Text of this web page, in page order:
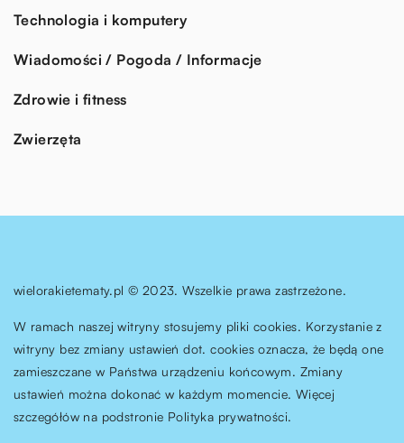
Technologia i komputery
Wiadomości / Pogoda / Informacje
Zdrowie i fitness
Zwierzęta
wielorakietematy.pl © 2023. Wszelkie prawa zastrzeżone.
W ramach naszej witryny stosujemy pliki cookies. Korzystanie z
witryny bez zmiany ustawień dot. cookies oznacza, że będą one
zamieszczane w Państwa urządzeniu końcowym. Zmiany
ustawień można dokonać w każdym momencie. Więcej
szczegółów na podstronie Polityka prywatności.